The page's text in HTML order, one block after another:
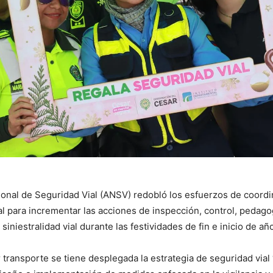
de Seguridad Vial (ANSV) redobló los esfuerzos de
para incrementar las acciones de inspección, control,
vial durante las festividades de fin e inicio de
se tiene desplegada la estrategia de seguridad vial